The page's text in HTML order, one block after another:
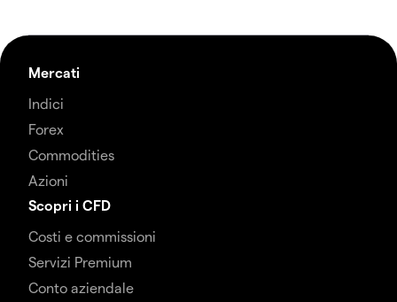
Mercati
Indici
Forex
Commodities
Azioni
Scopri i CFD
Costi e commissioni
Servizi Premium
Conto aziendale